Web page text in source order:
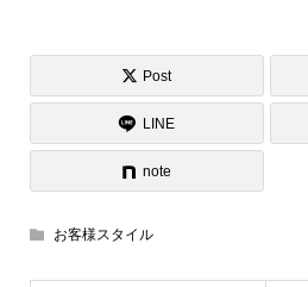
Post
LINE
note
お客様スタイル